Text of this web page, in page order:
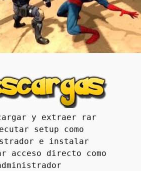
y extraer rar
setup como
e instalar
acceso directo como